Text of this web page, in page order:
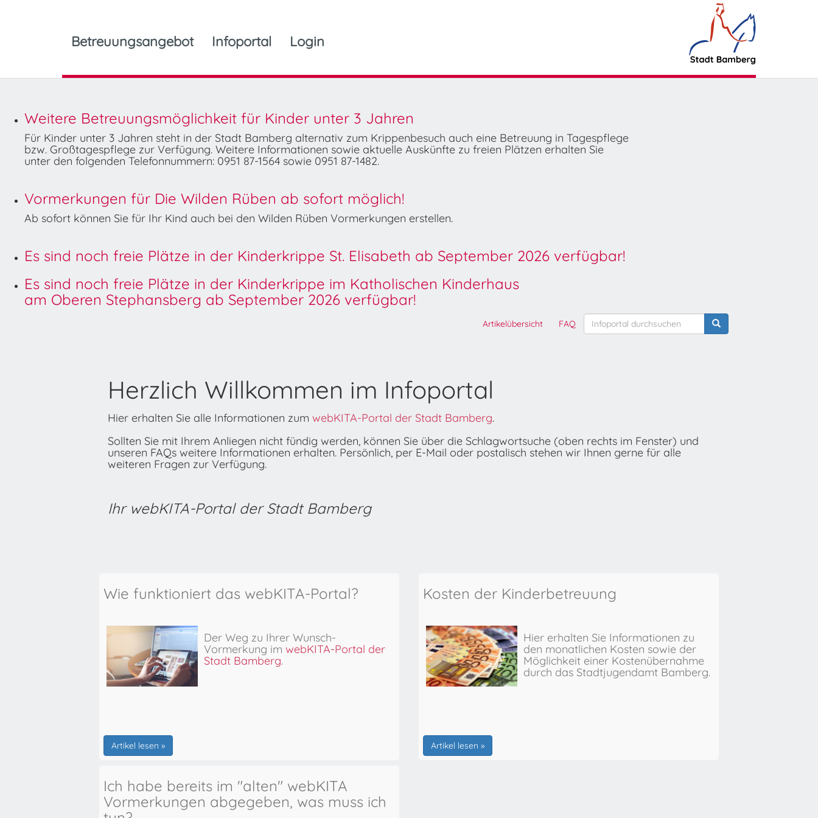
Betreuungsangebot Infoportal Login
Weitere Betreuungsmöglichkeit für Kinder unter 3 Jahren
Für Kinder unter 3 Jahren steht in der Stadt Bamberg alternativ zum Krippenbesuch auch eine Betreuung in Tagespflege
bzw. Großtagespflege zur Verfügung. Weitere Informationen sowie aktuelle Auskünfte zu freien Plätzen erhalten Sie
unter den folgenden Telefonnummern: 0951 87-1564 sowie 0951 87-1482.
Vormerkungen für Die Wilden Rüben ab sofort möglich!
Ab sofort können Sie für Ihr Kind auch bei den Wilden Rüben Vormerkungen erstellen.
Es sind noch freie Plätze in der Kinderkrippe St. Elisabeth ab September 2026 verfügbar!
Es sind noch freie Plätze in der Kinderkrippe im Katholischen Kinderhaus
am Oberen Stephansberg ab September 2026 verfügbar!
FAQ
Artikelübersicht
Herzlich Willkommen im Infoportal
Hier erhalten Sie alle Informationen zum webKITA-Portal der Stadt Bamberg.
Sollten Sie mit Ihrem Anliegen nicht fündig werden, können Sie über die Schlagwortsuche (oben rechts im Fenster) und
unseren FAQs weitere Informationen erhalten. Persönlich, per E-Mail oder postalisch stehen wir Ihnen gerne für alle
weiteren Fragen zur Verfügung.
Ihr webKITA-Portal der Stadt Bamberg
Wie funktioniert das webKITA-Portal?
Der Weg zu Ihrer Wunsch-
Vormerkung im webKITA-Portal der
Stadt Bamberg.
Artikel lesen »
Kosten der Kinderbetreuung
Hier erhalten Sie Informationen zu
den monatlichen Kosten sowie der
Möglichkeit einer Kostenübernahme
durch das Stadtjugendamt Bamberg.
Artikel lesen »
Ich habe bereits im "alten" webKITA
Vormerkungen abgegeben, was muss ich